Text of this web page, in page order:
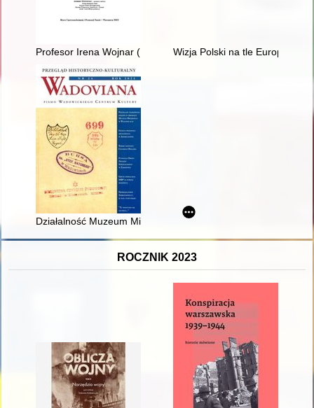
Profesor Irena Wojnar (1924-2021) : pro memoria
Wizja Polski na tle Europy w
Działalność Muzeum Miejskiego w 2021 r
ROCZNIK 2023